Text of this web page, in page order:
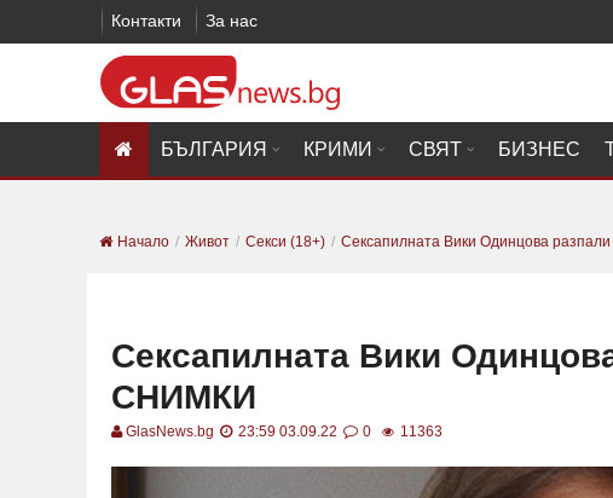
Контакти За нас
БЪЛГАРИЯ КРИМИ СВЯТ БИЗНЕС
Начало Живот Секси (18+) Сексапилната Вики Одинцова
Сексапилната Вики
СНИМКИ
GlasNews.bg 23:59 03.09.22 0 11363